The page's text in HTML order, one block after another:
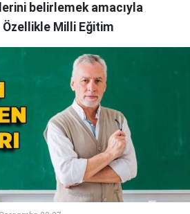
belirlemek amacıyla
Özellikle Milli Eğitim